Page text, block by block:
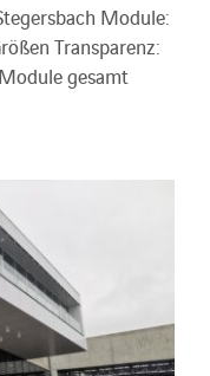
Module:
Transparenz:
gesamt